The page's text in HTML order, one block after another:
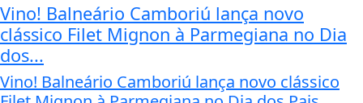
Vino! Balneário Camboriú lança novo
clássico Filet Mignon à Parmegiana no Dia
dos...
Vino! Balneário Camboriú lança novo clássico